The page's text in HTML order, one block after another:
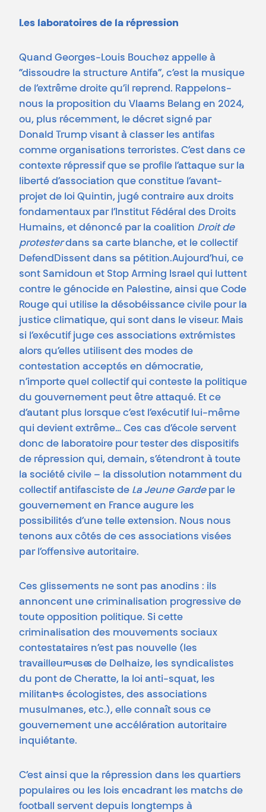
Les laboratoires de la répression
Quand Georges-Louis Bouchez appelle à
“dissoudre la structure Antifa”, c’est la musique
de l’extrême droite qu’il reprend. Rappelons-
nous la proposition du Vlaams Belang en 2024,
ou, plus récemment, le décret signé par
Donald Trump visant à classer les antifas
comme organisations terroristes. C’est dans ce
contexte répressif que se profile l’attaque sur la
liberté d’association que constitue l’avant-
projet de loi Quintin, jugé contraire aux droits
fondamentaux par l’Institut Fédéral des Droits
Humains, et dénoncé par la coalition Droit de
protesterdans sa carte blanche, et le collectif
DefendDissent dans sa pétition.Aujourd’hui, ce
sont Samidoun et Stop Arming Israel qui luttent
contre le génocide en Palestine, ainsi que Code
Rouge qui utilise la désobéissance civile pour la
justice climatique, qui sont dans le viseur. Mais
si l’exécutif juge ces associations extrémistes
alors qu’elles utilisent des modes de
contestation acceptés en démocratie,
n’importe quel collectif qui conteste la politique
du gouvernement peut être attaqué. Et ce
d’autant plus lorsque c’est l’exécutif lui-même
qui devient extrême… Ces cas d’école servent
donc de laboratoire pour tester des dispositifs
de répression qui, demain, s’étendront à toute
la société civile – la dissolution notamment du
collectif antifasciste de La Jeune Garde par le
gouvernement en France augure les
possibilités d’une telle extension. Nous nous
tenons aux côtés de ces associations visées
par l’offensive autoritaire.
Ces glissements ne sont pas anodins : ils
annoncent une criminalisation progressive de
toute opposition politique. Si cette
criminalisation des mouvements sociaux
contestataires n’est pas nouvelle (les
travailleur·euse·s de Delhaize, les syndicalistes
du pont de Cheratte, la loi anti-squat, les
militant·es écologistes, des associations
musulmanes, etc.), elle connaît sous ce
gouvernement une accélération autoritaire
inquiétante.
C’est ainsi que la répression dans les quartiers
populaires ou les lois encadrant les matchs de
football servent depuis longtemps à